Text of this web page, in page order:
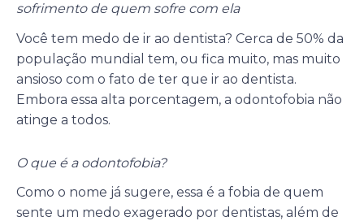
sofrimento de quem sofre com ela
Você tem medo de ir ao dentista? Cerca de 50% da
população mundial tem, ou fica muito, mas muito
ansioso com o fato de ter que ir ao dentista.
Embora essa alta porcentagem, a odontofobia não
atinge a todos.
O que é a odontofobia?
Como o nome já sugere, essa é a fobia de quem
sente um medo exagerado por dentistas, além de